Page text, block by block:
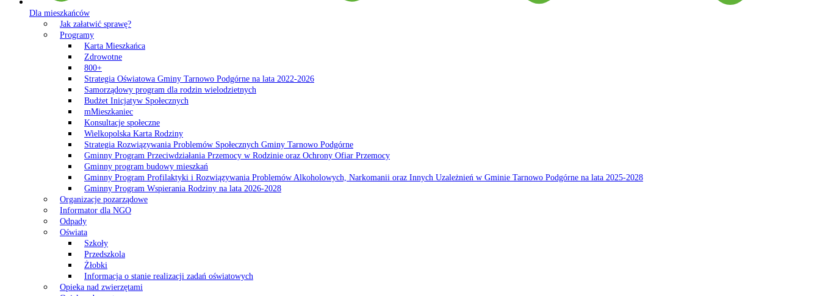
Dla mieszkańców
Jak załatwić sprawę?
Programy
Karta Mieszkańca
Zdrowotne
800+
Strategia Oświatowa Gminy Tarnowo Podgórne na lata 2022-2026
Samorządowy program dla rodzin wielodzietnych
Budżet Inicjatyw Społecznych
mMieszkaniec
Konsultacje społeczne
Wielkopolska Karta Rodziny
Strategia Rozwiązywania Problemów Społecznych Gminy Tarnowo Podgórne
Gminny Program Przeciwdziałania Przemocy w Rodzinie oraz Ochrony Ofiar Przemocy
Gminny program budowy mieszkań
Gminny Program Profilaktyki i Rozwiązywania Problemów Alkoholowych, Narkomanii oraz Innych Uzależnień w Gminie Tarnowo Podgórne na lata 2025-2028
Gminny Program Wspierania Rodziny na lata 2026-2028
Organizacje pozarządowe
Informator dla NGO
Odpady
Oświata
Szkoły
Przedszkola
Żłobki
Informacja o stanie realizacji zadań oświatowych
Opieka nad zwierzętami